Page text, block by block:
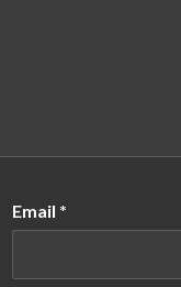
Email *